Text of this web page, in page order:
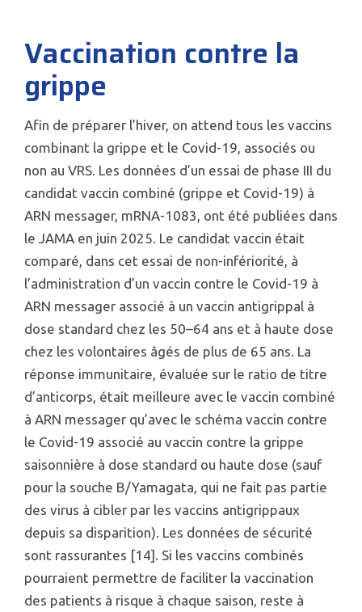
Vaccination contre la
grippe
Afin de préparer l’hiver, on attend tous les vaccins
combinant la grippe et le Covid-19, associés ou
non au VRS. Les données d’un essai de phase III du
candidat vaccin combiné (grippe et Covid-19) à
ARN messager, mRNA-1083, ont été publiées dans
le JAMA en juin 2025. Le candidat vaccin était
comparé, dans cet essai de non-infériorité, à
l’administration d’un vaccin contre le Covid-19 à
ARN messager associé à un vaccin antigrippal à
dose standard chez les 50–64 ans et à haute dose
chez les volontaires âgés de plus de 65 ans. La
réponse immunitaire, évaluée sur le ratio de titre
d’anticorps, était meilleure avec le vaccin combiné
à ARN messager qu’avec le schéma vaccin contre
le Covid-19 associé au vaccin contre la grippe
saisonnière à dose standard ou haute dose (sauf
pour la souche B/Yamagata, qui ne fait pas partie
des virus à cibler par les vaccins antigrippaux
depuis sa disparition). Les données de sécurité
sont rassurantes [14]. Si les vaccins combinés
pourraient permettre de faciliter la vaccination
des patients à risque à chaque saison, reste à